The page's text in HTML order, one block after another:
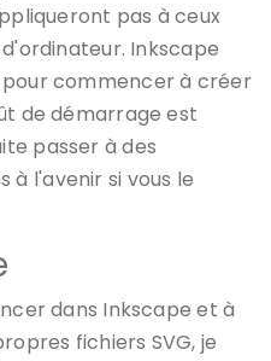
pas à ceux
Inkscape
commencer à créer
de démarrage est
passer à des
à l'avenir si vous le
dans Inkscape et à
fichiers SVG, je